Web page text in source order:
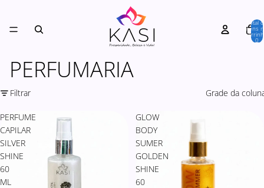
Total
itens
0
PERFUMARIA
Filtrar Grade da
PERFUME
CAPILAR
SILVER
SHINE
60
ML
GLOW
BODY
SUMER
GOLDEN
SHINE
60